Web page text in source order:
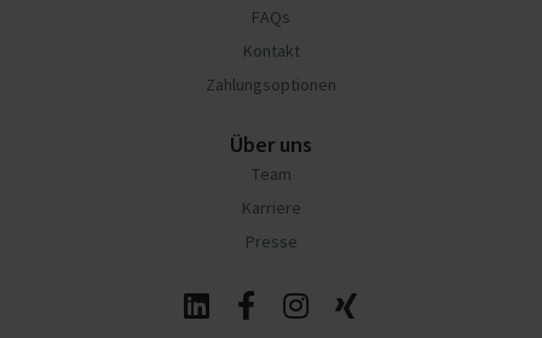
FAQs
Kontakt
Zahlungsoptionen
Über uns
Team
Karriere
Presse